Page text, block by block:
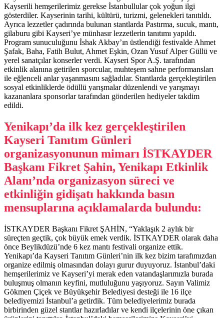
Kayserili hemşerilerimiz gerekse İstanbullular çok yoğun ilgi
gösterdiler. Kayserinin tarihi, kültürü, turizmi, gelenekleri tanıtıldı.
Ayrıca lezzetler çadırında bulunan stantlarda Pastırma, sucuk, mantı,
gilaburu gibi Kayseri’ye münhasır lezzetlerin tanıtımı yapıldı.
Program sunuculuğunu İshak Akbay’ın üstlendiği festivalde Ahmet
Şafak, Baha, Fatih Bulut, Ahmet Eşkin, Ozan Yusuf Alper Güllü ve
yerel sanatçılar konserler verdi. Kayseri Spor A.Ş. tarafından
etkinlik alanına getirilen sporcular, muhteşem sahne performansları
ile eğlenceli anlar yaşanmasını sağladılar. Stantlarda gerçekleştirilen
sosyal etkinliklerde ödüllü yarışmalar düzenlendi ve yarışmayı
kazananlara sponsorlar tarafından gönderilen hediyeler takdim
edildi.
Yenikapı’da ilk kez gerçekleştirilen
Kayseri Tanıtım Günleri
organizasyonunun mimarı İSTKAYDER
Başkanı Fikret Şahin, Yenikapı Etkinlik
Alanı’nda organizasyon süreci ve
etkinliğin gidişatı hakkında basın
mensuplarına açıklamalarda bulundu:
İSTKAYDER Başkanı Fikret ŞAHİN, “Yaklaşık 2 aylık bir
süreçten geçtik, çok büyük emek verdik. İSTKAYDER olarak daha
önce Beylikdüzü’nde 6 kez mantı festivali organize ettik.
Yenikapı’da Kayseri Tanıtım Günleri’nin ilk kez bizim tarafımızdan
organize edilmiş olmasından dolayı gurur duyuyoruz. İstanbul’daki
hemşerilerimiz ve Kayseri’yi merak eden vatandaşlarımızla burada
buluşmuş olmanın keyfini, mutluluğunu yaşıyoruz. Sayın Valimiz
Gökmen Çiçek ve Büyükşehir Belediyesi desteği ile 16 ilçe
belediyemizi İstanbul’a getirdik. Tüm belediyelerimiz burada
birbirinden güzel stantlar hazırladılar ve kendi ilçelerinin öne çıkan